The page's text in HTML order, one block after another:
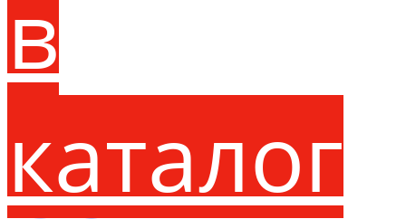
в
каталог